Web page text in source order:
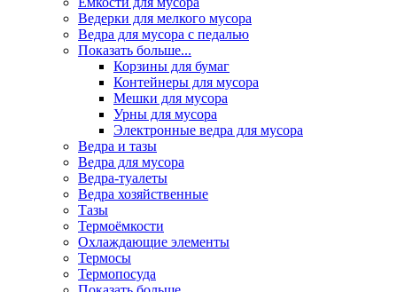
Ведерки для мелкого мусора
Ведра для мусора с педалью
Показать больше...
Корзины для бумаг
Контейнеры для мусора
Мешки для мусора
Урны для мусора
Электронные ведра для мусора
Ведра и тазы
Ведра для мусора
Ведра-туалеты
Ведра хозяйственные
Тазы
Термоёмкости
Охлаждающие элементы
Термосы
Термопосуда